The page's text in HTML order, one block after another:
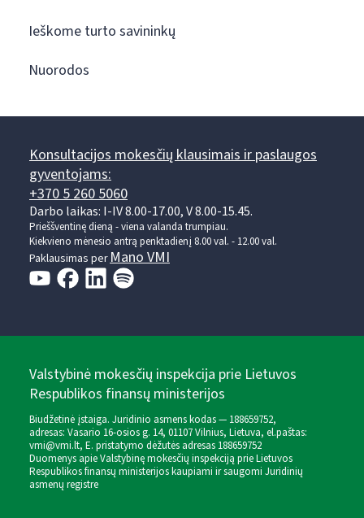
Ieškome turto savininkų
Nuorodos
Konsultacijos mokesčių klausimais ir paslaugos
gyventojams:
+370 5 260 5060
Darbo laikas: I-IV 8.00-17.00, V 8.00-15.45.
Prieššventinę dieną - viena valanda trumpiau.
Kiekvieno mėnesio antrą penktadienį 8.00 val. - 12.00 val.
Paklausimas perMano VMI
Valstybinė mokesčių inspekcija prie Lietuvos
Respublikos finansų ministerijos
Biudžetinė įstaiga. Juridinio asmens kodas — 188659752,
adresas: Vasario 16-osios g. 14, 01107 Vilnius, Lietuva, el.paštas:
vmi@vmi.lt, E. pristatymo dėžutės adresas 188659752
Duomenys apie Valstybinę mokesčių inspekciją prie Lietuvos
Respublikos finansų ministerijos kaupiami ir saugomi Juridinių
asmenų registre